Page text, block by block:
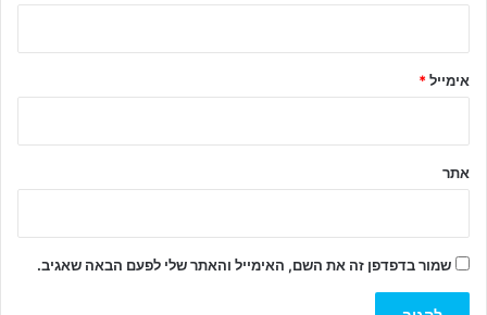
אימייל*
אתר
שמור בדפדפן זה את השם, האימייל והאתר שלי לפעם הבאה שאגיב.